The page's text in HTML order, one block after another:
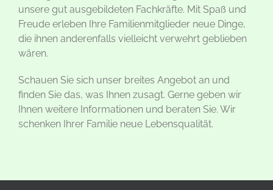
unsere gut ausgebildeten Fachkräfte. Mit Spaß und
Freude erleben Ihre Familienmitglieder neue Dinge,
die ihnen anderenfalls vielleicht verwehrt geblieben
wären.
Schauen Sie sich unser breites Angebot an und
finden Sie das, was Ihnen zusagt. Gerne geben wir
Ihnen weitere Informationen und beraten Sie. Wir
schenken Ihrer Familie neue Lebensqualität.